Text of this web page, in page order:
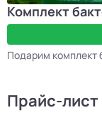
Комплект
Подарим комплект
Прайс-лист